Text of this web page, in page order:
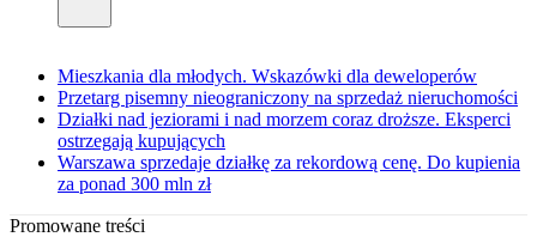
Mieszkania dla młodych. Wskazówki dla deweloperów
Przetarg pisemny nieograniczony na sprzedaż nieruchomości
Działki nad jeziorami i nad morzem coraz droższe. Eksperci
ostrzegają kupujących
Warszawa sprzedaje działkę za rekordową cenę. Do kupienia
za ponad 300 mln zł
Promowane treści